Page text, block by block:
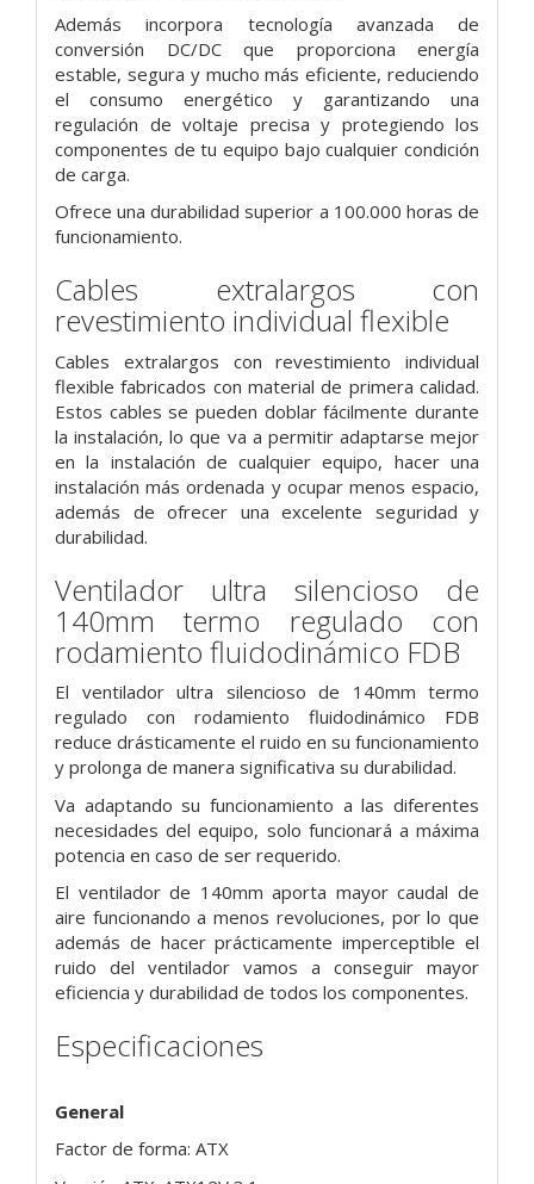
Además incorpora tecnología avanzada de
conversión DC/DC que proporciona energía
estable, segura y mucho más eficiente, reduciendo
el consumo energético y garantizando una
regulación de voltaje precisa y protegiendo los
componentes de tu equipo bajo cualquier condición
de carga.
Ofrece una durabilidad superior a 100.000 horas de
funcionamiento.
Cables extralargos con
revestimiento individual flexible
Cables extralargos con revestimiento individual
flexible fabricados con material de primera calidad.
Estos cables se pueden doblar fácilmente durante
la instalación, lo que va a permitir adaptarse mejor
en la instalación de cualquier equipo, hacer una
instalación más ordenada y ocupar menos espacio,
además de ofrecer una excelente seguridad y
durabilidad.
Ventilador ultra silencioso de
140mm termo regulado con
rodamiento fluidodinámico FDB
El ventilador ultra silencioso de 140mm termo
regulado con rodamiento fluidodinámico FDB
reduce drásticamente el ruido en su funcionamiento
y prolonga de manera significativa su durabilidad.
Va adaptando su funcionamiento a las diferentes
necesidades del equipo, solo funcionará a máxima
potencia en caso de ser requerido.
El ventilador de 140mm aporta mayor caudal de
aire funcionando a menos revoluciones, por lo que
además de hacer prácticamente imperceptible el
ruido del ventilador vamos a conseguir mayor
eficiencia y durabilidad de todos los componentes.
Especificaciones
General
Factor de forma: ATX